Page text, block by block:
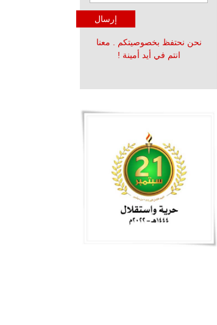
نحن نحتفظ بخصوصيتكم . معنا
انتم في أيد أمينة !